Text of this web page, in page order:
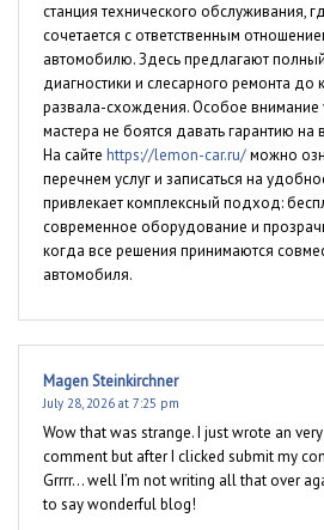
станция технического обслуживания,
сочетается с ответственным
автомобилю. Здесь предлагают полный
диагностики и слесарного ремонта до
развала-схождения. Особое внимание
мастера не боятся давать гарантию
На сайте https://lemon-car.ru/можно
перечнем услуг и записаться на
привлекает комплексный подход:
современное оборудование и
когда все решения принимаются
автомобиля.
Magen Steinkirchner
July 28, 2026 at 7:25 pm
Wow that was strange. I just wrote an
comment but after I clicked submit my
Grrrr… well I’m not writing all that over
to say wonderful blog!